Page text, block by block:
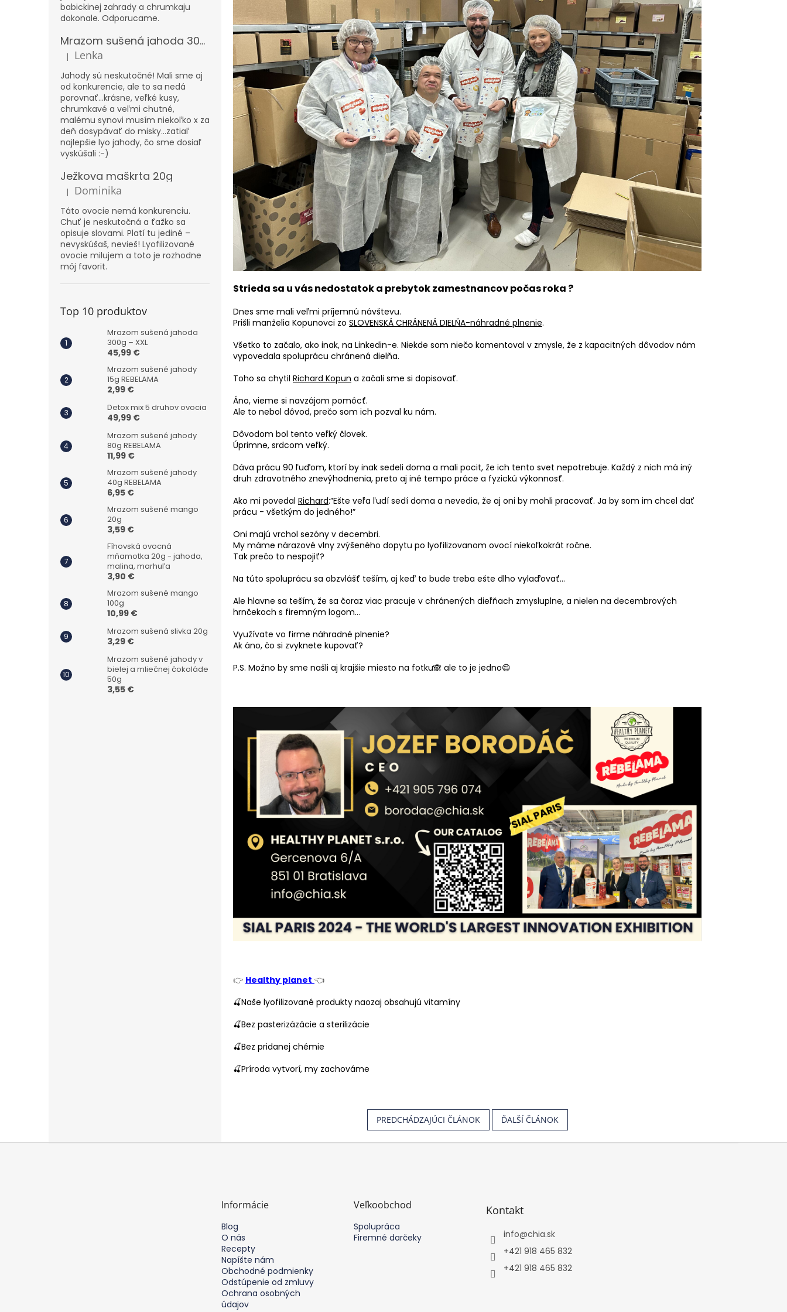
babickinej zahrady a chrumkaju
dokonale. Odporucame.
Mrazom sušená jahoda 300g – XXL
Hodnotenie produktu je 5 z 5 hviezdičiek.
| Lenka
Jahody sú neskutočné! Mali sme aj
od konkurencie, ale to sa nedá
porovnať...krásne, veľké kusy,
chrumkavé a veľmi chutné,
malému synovi musím niekoľko x za
deň dosypávať do misky...zatiaľ
najlepšie lyo jahody, čo sme dosiaľ
vyskúšali :-)
Ježkova maškrta 20g
Hodnotenie produktu je 5 z 5 hviezdičiek.
| Dominika
Táto ovocie nemá konkurenciu.
Chuť je neskutočná a ťažko sa
opisuje slovami. Platí tu jediné –
nevyskúšaš, nevieš! Lyofilizované
ovocie milujem a toto je rozhodne
môj favorit.
Top 10 produktov
Mrazom sušená jahoda
300g – XXL
45,99 €
Mrazom sušené jahody
15g REBELAMA
2,99 €
Detox mix 5 druhov ovocia
49,99 €
Mrazom sušené jahody
80g REBELAMA
11,99 €
Mrazom sušené jahody
40g REBELAMA
6,95 €
Mrazom sušené mango
20g
3,59 €
Fíhovská ovocná
mňamotka 20g - jahoda,
malina, marhuľa
3,90 €
Mrazom sušené mango
100g
10,99 €
Mrazom sušená slivka 20g
3,29 €
Mrazom sušené jahody v
bielej a mliečnej čokoláde
50g
3,55 €
Strieda sa u vás nedostatok a prebytok zamestnancov počas roka ?
Dnes sme mali veľmi príjemnú návštevu.
Prišli manželia Kopunovci zo SLOVENSKÁ CHRÁNENÁ DIELŇA-náhradné plnenie.
Všetko to začalo, ako inak, na Linkedin-e. Niekde som niečo komentoval v zmysle, že z kapacitných dôvodov nám
vypovedala spoluprácu chránená dielňa.
Toho sa chytil Richard Kopun a začali sme si dopisovať.
Áno, vieme si navzájom pomôcť.
Ale to nebol dôvod, prečo som ich pozval ku nám.
Dôvodom bol tento veľký človek.
Úprimne, srdcom veľký.
Dáva prácu 90 ľuďom, ktorí by inak sedeli doma a mali pocit, že ich tento svet nepotrebuje. Každý z nich má iný
druh zdravotného znevýhodnenia, preto aj iné tempo práce a fyzickú výkonnosť.
Ako mi povedal Richard:”Ešte veľa ľudí sedí doma a nevedia, že aj oni by mohli pracovať. Ja by som im chcel dať
prácu - všetkým do jedného!”
Oni majú vrchol sezóny v decembri.
My máme nárazové vlny zvýšeného dopytu po lyofilizovanom ovocí niekoľkokrát ročne.
Tak prečo to nespojiť?
Na túto spoluprácu sa obzvlášť teším, aj keď to bude treba ešte dlho vylaďovať…
Ale hlavne sa teším, že sa čoraz viac pracuje v chránených dieľňach zmysluplne, a nielen na decembrových
hrnčekoch s firemným logom…
Využívate vo firme náhradné plnenie?
Ak áno, čo si zvyknete kupovať?
P.S. Možno by sme našli aj krajšie miesto na fotku🙈 ale to je jedno😄
👉 Healthy planet 👈
🍒Naše lyofilizované produkty naozaj obsahujú vitamíny
🍒Bez pasterizázácie a sterilizácie
🍒Bez pridanej chémie
🍒Príroda vytvorí, my zachováme
PREDCHÁDZAJÚCI ČLÁNOK ĎALŠÍ ČLÁNOK
Z
Informácie
Blog
O nás
Recepty
Napíšte nám
Obchodné podmienky
Odstúpenie od zmluvy
Ochrana osobných
údajov
Veľkoobchod
Spolupráca
Firemné darčeky
Kontakt
info@chia.sk
+421 918 465 832
+421 918 465 832